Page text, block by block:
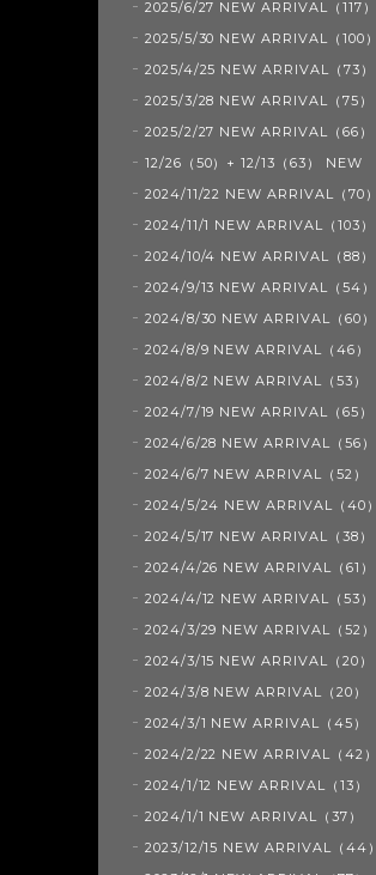
2025/6/27 NEW ARRIVAL（117）
2025/5/30 NEW ARRIVAL（100）
2025/4/25 NEW ARRIVAL（73）
2025/3/28 NEW ARRIVAL（75）
2025/2/27 NEW ARRIVAL（66）
12/26（50）+ 12/13（63） NEW
2024/11/22 NEW ARRIVAL（70）
2024/11/1 NEW ARRIVAL（103）
2024/10/4 NEW ARRIVAL（88）
2024/9/13 NEW ARRIVAL（54）
2024/8/30 NEW ARRIVAL（60）
2024/8/9 NEW ARRIVAL（46）
2024/8/2 NEW ARRIVAL（53）
2024/7/19 NEW ARRIVAL（65）
2024/6/28 NEW ARRIVAL（56）
2024/6/7 NEW ARRIVAL（52）
2024/5/24 NEW ARRIVAL（40）
2024/5/17 NEW ARRIVAL（38）
2024/4/26 NEW ARRIVAL（61）
2024/4/12 NEW ARRIVAL（53）
2024/3/29 NEW ARRIVAL（52）
2024/3/15 NEW ARRIVAL（20）
2024/3/8 NEW ARRIVAL（20）
2024/3/1 NEW ARRIVAL（45）
2024/2/22 NEW ARRIVAL（42）
2024/1/12 NEW ARRIVAL（13）
2024/1/1 NEW ARRIVAL（37）
2023/12/15 NEW ARRIVAL（44）